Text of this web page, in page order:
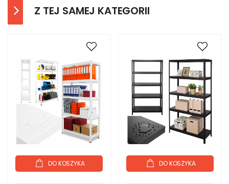
Z TEJ SAMEJ KATEGORII
DO KOSZYKA DO KOSZYKA